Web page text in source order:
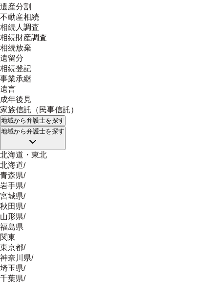
遺産分割
不動産相続
相続人調査
相続財産調査
相続放棄
遺留分
相続登記
事業承継
遺言
成年後見
家族信託（民事信託）
地域から弁護士を探す
地域から弁護士を探す
北海道・東北
北海道/
青森県/
岩手県/
宮城県/
秋田県/
山形県/
福島県
関東
東京都/
神奈川県/
埼玉県/
千葉県/